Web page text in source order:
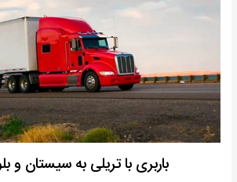
باربری با تریلی به سیستان و